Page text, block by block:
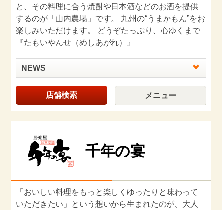
と、その料理に合う焼酎や日本酒などのお酒を提供
するのが「山内農場」です。 九州の“うまかもん”をお
楽しみいただけます。 どうぞたっぷり、心ゆくまで
『たもいやんせ（めしあがれ）』
NEWS
店舗検索 メニュー
千年の宴
「おいしい料理をもっと楽しくゆったりと味わって
いただきたい」という想いから生まれたのが、大人